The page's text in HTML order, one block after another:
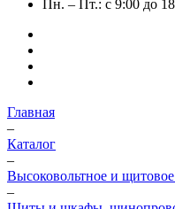
Пн. – Пт.: с 9:00 до
Главная
–
Каталог
–
Высоковольтное и
–